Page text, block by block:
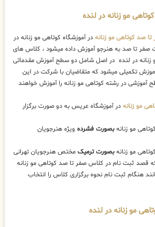
مو زنانه در لنده
صد کوتاهی مو زنانه در آموزشگاه کوتاهی مو زنانه در
صفر تا صد به هنرجو آموزش داده میشود ، کلاس های
زنانه در لنده در اصل شامل دو سطح آموزش مقدماتی
تکمیلی میشود که متقاضیان با شرکت در این
در واقع در 3 سطح آموزشی در رشته کوتاهی مو زنانه را آموزش خواهند
مو زنانه در آموزشگاه عریس به دو صورت برگزار
مو زنانهبصورت فشرده ویژه هنرجویان
مو زنانهبصورت ترمیک مختص هنرجویان تهرانی
قصد ثبت نام در کلاس صفر تا صد کوتاهی مو زنانه
هنگام ثبت نام نحوه برگزاری کلاس را انتخاب
مو زنانه در لنده